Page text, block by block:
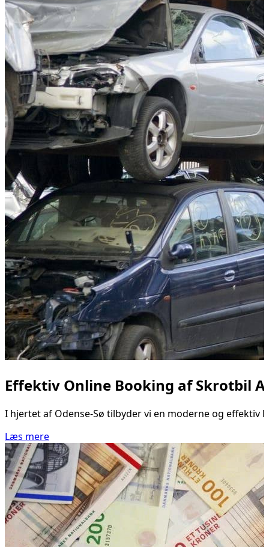
Effektiv Online Booking af Skrotbil
I hjertet af Odense-Sø tilbyder vi en moderne og
Læs mere